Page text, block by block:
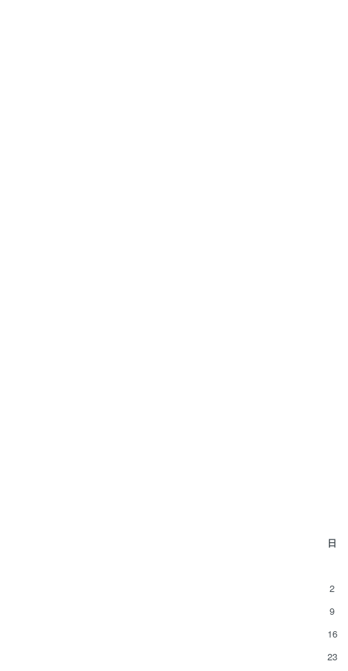
日
2
9
16
23